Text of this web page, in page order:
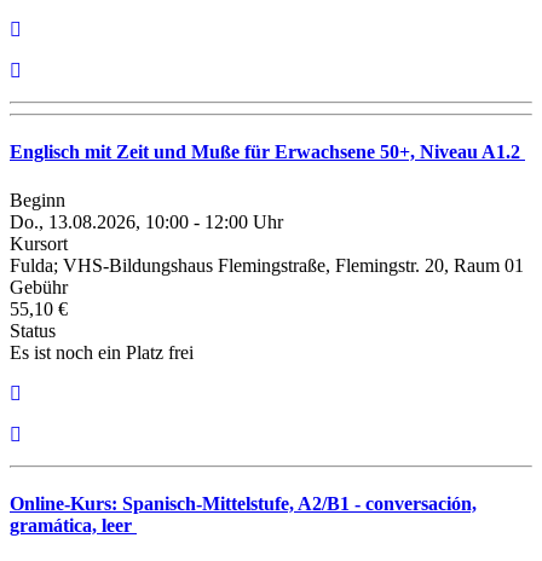
Englisch mit Zeit und Muße für Erwachsene 50+, Niveau A1.2
Beginn
Do., 13.08.2026, 10:00 - 12:00 Uhr
Kursort
Fulda; VHS-Bildungshaus Flemingstraße, Flemingstr. 20, Raum 01
Gebühr
55,10 €
Status
Es ist noch ein Platz frei
Online-Kurs: Spanisch-Mittelstufe, A2/B1 - conversación,
gramática, leer